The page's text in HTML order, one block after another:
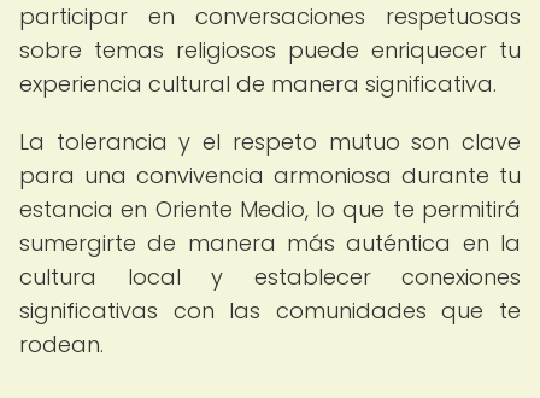
participar en conversaciones respetuosas
sobre temas religiosos puede enriquecer tu
experiencia cultural de manera significativa.
La tolerancia y el respeto mutuo son clave
para una convivencia armoniosa durante tu
estancia en Oriente Medio, lo que te permitirá
sumergirte de manera más auténtica en la
cultura local y establecer conexiones
significativas con las comunidades que te
rodean.